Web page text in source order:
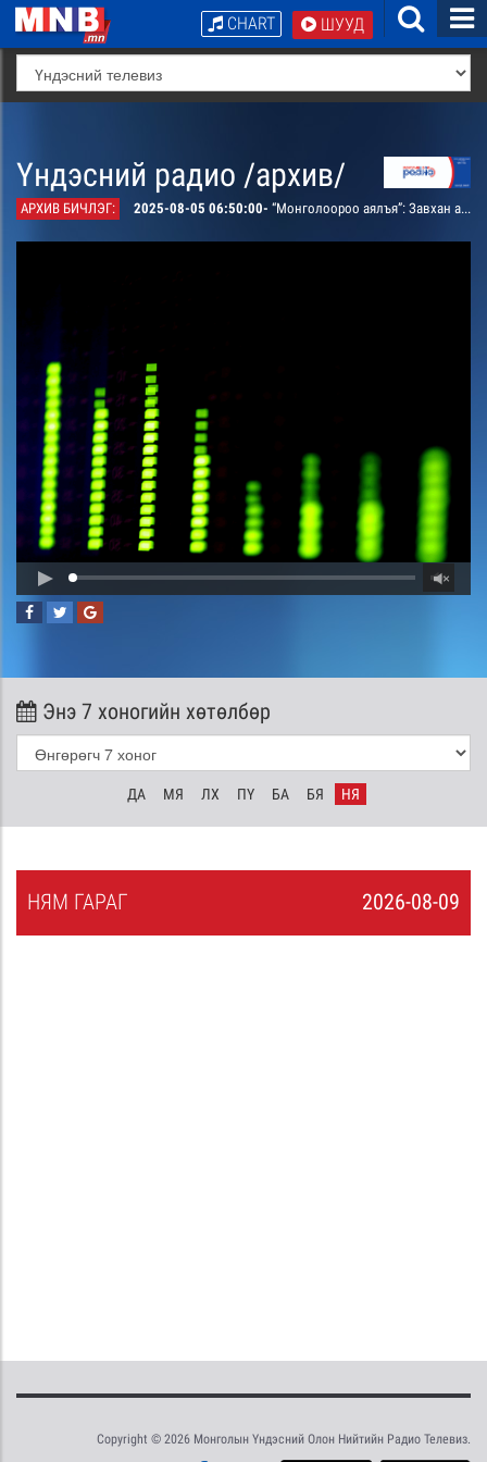
ШУУД
CHART
Үндэсний радио /архив/
АРХИВ БИЧЛЭГ: 2025-08-05 06:50:00- “Монголоороо аялъя”: Завхан аймгийн Баянтэс сумыг танилцуулна.
Энэ 7 хоногийн хөтөлбөр
ДА МЯ ЛХ ПҮ БА БЯ НЯ
2026-08-09
НЯМ ГАРАГ
Copyright © 2026 Монголын Үндэсний Олон Нийтийн Радио Телевиз.